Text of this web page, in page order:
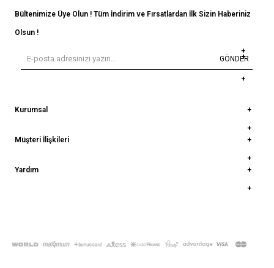
Bültenimize Üye Olun ! Tüm İndirim ve Fırsatlardan İlk Sizin Haberiniz
Olsun !
GÖNDER
Kurumsal
Müşteri İlişkileri
Yardım